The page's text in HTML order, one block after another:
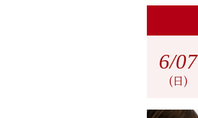
6/07
(日)